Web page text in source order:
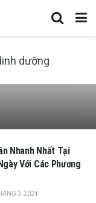
dưỡng
Nhanh Nhất Tại
Với Các Phương
3, 2024